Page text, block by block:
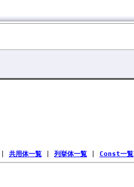
共用体一覧 列挙体一覧 Const一覧